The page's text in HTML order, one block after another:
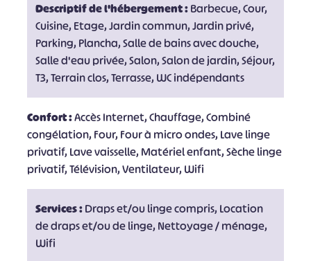
Descriptif de l'hébergement :Barbecue, Cour,
Cuisine, Etage, Jardin commun, Jardin privé,
Parking, Plancha, Salle de bains avec douche,
Salle d'eau privée, Salon, Salon de jardin, Séjour,
T3, Terrain clos, Terrasse, WC indépendants
Confort :Accès Internet, Chauffage, Combiné
congélation, Four, Four à micro ondes, Lave linge
privatif, Lave vaisselle, Matériel enfant, Sèche linge
privatif, Télévision, Ventilateur, Wifi
Services :Draps et/ou linge compris, Location
de draps et/ou de linge, Nettoyage / ménage,
Wifi